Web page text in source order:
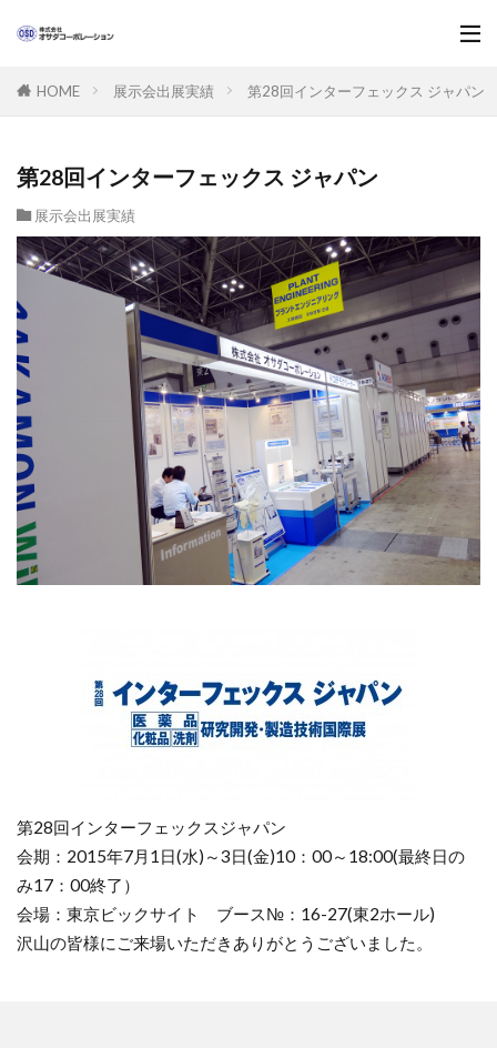
HOME 展示会出展実績 第28回インターフェックス ジャパン
第28回インターフェックス ジャパン
展示会出展実績
第28回インターフェックスジャパン
会期：2015年7月1日(水)～3日(金)10：00～18:00(最終日の
み17：00終了）
会場：東京ビックサイト ブース№：16-27(東2ホール)
沢山の皆様にご来場いただきありがとうございました。